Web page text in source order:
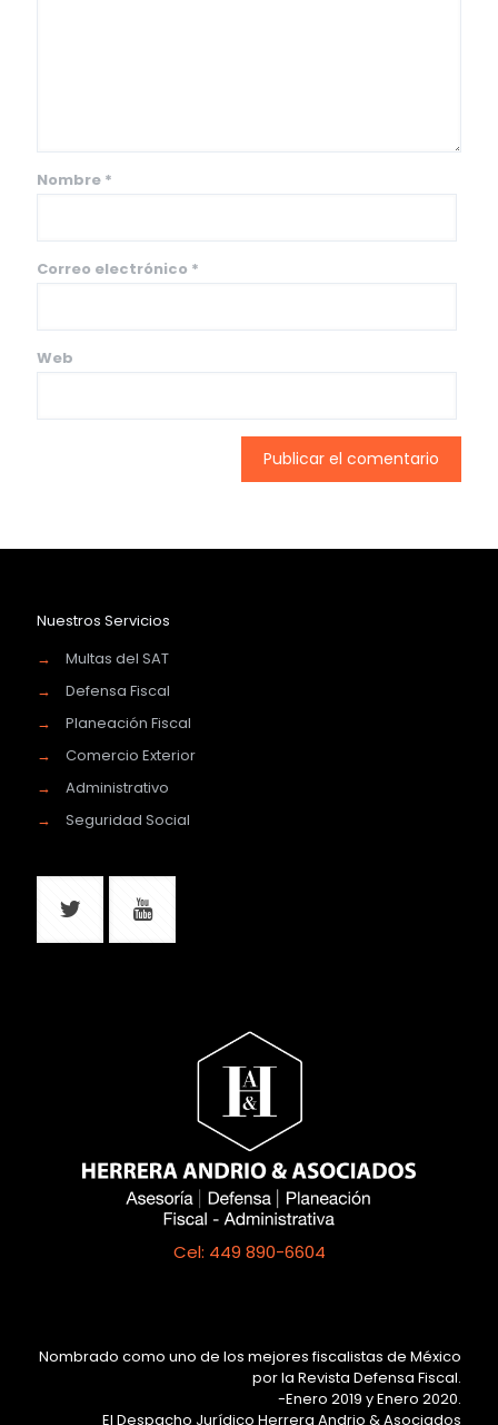
Nombre *
Correo electrónico *
Web
Nuestros Servicios
→
Multas del SAT
→
Defensa Fiscal
→
Planeación Fiscal
→
Comercio Exterior
→
Administrativo
→
Seguridad Social
Cel: 449 890-6604
Nombrado como uno de los mejores fiscalistas de México
por la Revista Defensa Fiscal.
-Enero 2019 y Enero 2020.
El Despacho Jurídico Herrera Andrio & Asociados